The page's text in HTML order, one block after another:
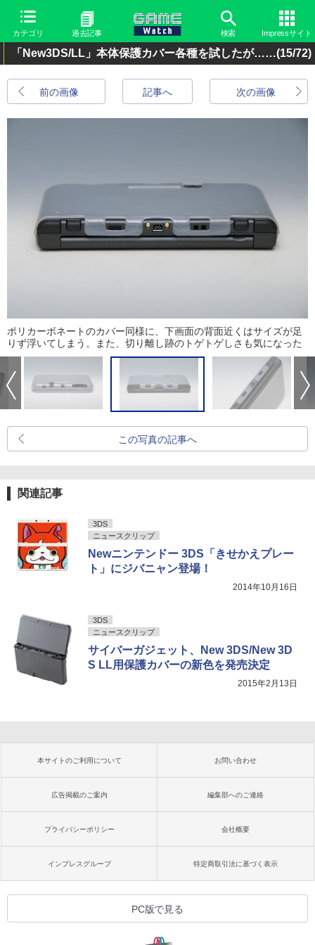
カテゴリ 過去記事 検索 Impressサイト
「New3DS/LL」本体保護カバー各種を試したが……(15/72)
前の画像 次の画像
記事へ
ポリカーボネートのカバー同様に、下画面の背面近くはサイズが足
りず浮いてしまう。また、切り離し跡のトゲトゲしさも気になった
この写真の記事へ
関連記事
3DS
ニュースクリップ
Newニンテンドー 3DS「きせかえプレー
ト」にジバニャン登場！
2014年10月16日
3DS
ニュースクリップ
サイバーガジェット、New 3DS/New 3D
S LL用保護カバーの新色を発売決定
2015年2月13日
本サイトのご利用について お問い合わせ
広告掲載のご案内 編集部へのご連絡
プライバシーポリシー 会社概要
インプレスグループ 特定商取引法に基づく表示
PC版で見る